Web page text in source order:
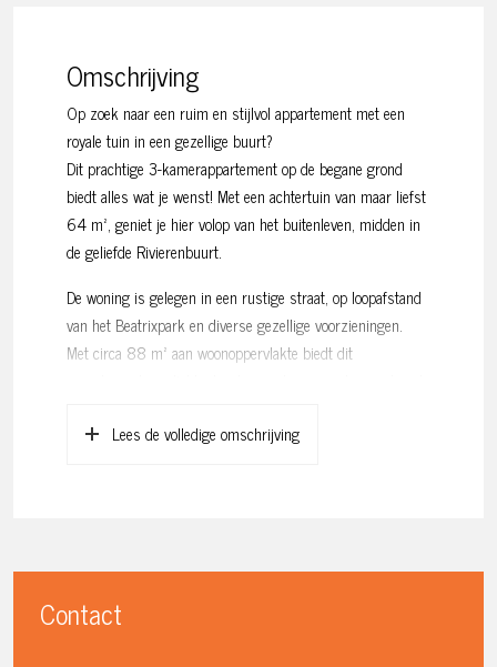
Omschrijving
Op zoek naar een ruim en stijlvol appartement met een
royale tuin in een gezellige buurt?
Dit prachtige 3-kamerappartement op de begane grond
biedt alles wat je wenst! Met een achtertuin van maar liefst
64 m², geniet je hier volop van het buitenleven, midden in
de geliefde Rivierenbuurt.
De woning is gelegen in een rustige straat, op loopafstand
van het Beatrixpark en diverse gezellige voorzieningen.
Met circa 88 m² aan woonoppervlakte biedt dit
twee comfortabele slaapkamers en een heerlijke tuin op het
Indeling:
Lees de volledige omschrijving
Contact